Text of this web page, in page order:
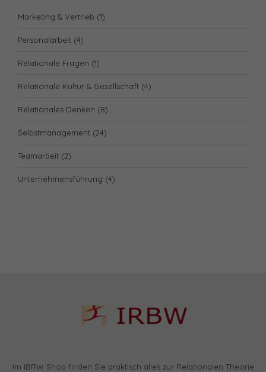
Marketing & Vertrieb (1)
Personalarbeit (4)
Relationale Fragen (1)
Relationale Kultur & Gesellschaft (4)
Relationales Denken (8)
Selbstmanagement (24)
Teamarbeit (2)
Unternehmensführung (4)
Im IBRW Shop finden Sie praktisch alles zur Relationalen Theorie